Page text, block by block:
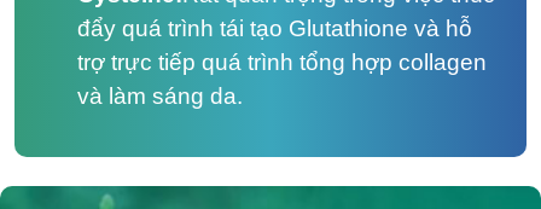
đẩy quá trình tái tạo Glutathione và hỗ
trợ trực tiếp quá trình tổng hợp collagen
và làm sáng da.